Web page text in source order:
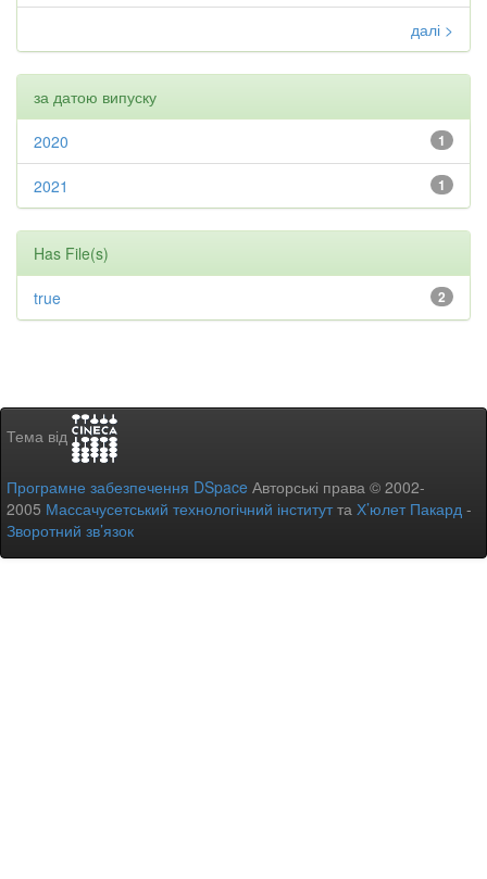
далі >
за датою випуску
1
2020
1
2021
Has File(s)
2
true
Тема від
Програмне забезпечення DSpace Авторські права © 2002-
2005 Массачусетський технологічний інститутта Х’юлет Пакард -
Зворотний зв’язок